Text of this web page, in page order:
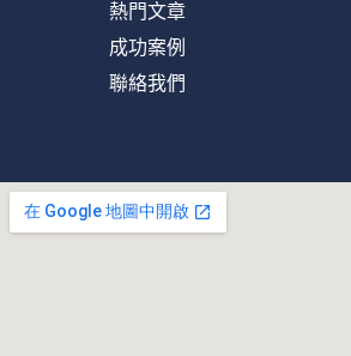
熱門文章
成功案例
聯絡我們